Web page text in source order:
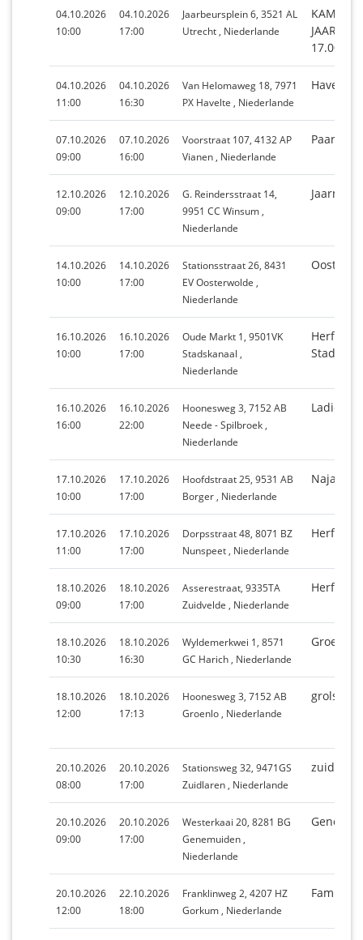
04.10.2026
10:00
04.10.2026
17:00
Jaarbeursplein 6, 3521 AL
Utrecht , Niederlande
17.00
04.10.2026
11:00
04.10.2026
16:30
Van Helomaweg 18, 7971
PX Havelte , Niederlande
Havelte
07.10.2026
09:00
07.10.2026
16:00
Voorstraat 107, 4132 AP
Vianen , Niederlande
12.10.2026
09:00
12.10.2026
17:00
G. Reindersstraat 14,
9951 CC Winsum ,
Niederlande
14.10.2026
10:00
14.10.2026
17:00
Stationsstraat 26, 8431
EV Oosterwolde ,
Niederlande
16.10.2026
10:00
16.10.2026
17:00
Oude Markt 1, 9501VK
Stadskanaal ,
Niederlande
16.10.2026
16:00
16.10.2026
22:00
Hoonesweg 3, 7152 AB
Neede - Spilbroek ,
Niederlande
17.10.2026
10:00
17.10.2026
17:00
Hoofdstraat 25, 9531 AB
Borger , Niederlande
17.10.2026
11:00
17.10.2026
17:00
Dorpsstraat 48, 8071 BZ
Nunspeet , Niederlande
18.10.2026
09:00
18.10.2026
17:00
Asserestraat, 9335TA
Zuidvelde , Niederlande
Herfst in
18.10.2026
10:30
18.10.2026
16:30
Wyldemerkwei 1, 8571
GC Harich , Niederlande
Groene
18.10.2026
12:00
18.10.2026
17:13
Hoonesweg 3, 7152 AB
Groenlo , Niederlande
grolse
20.10.2026
08:00
20.10.2026
17:00
Stationsweg 32, 9471GS
Zuidlaren , Niederlande
20.10.2026
09:00
20.10.2026
17:00
Westerkaai 20, 8281 BG
Genemuiden ,
Niederlande
20.10.2026
12:00
22.10.2026
18:00
Franklinweg 2, 4207 HZ
Gorkum , Niederlande